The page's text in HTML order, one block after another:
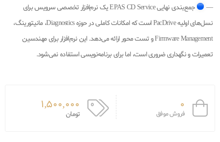
—
جمع‌بندی نهایی EPAS CD Service یک نرم‌افزار تخصصی سرویس برای
نسل‌های اولیه PacDrive است که امکانات کاملی در حوزه Diagnostics، مانیتورینگ،
Firmware Management و تست محور ارائه می‌دهد. این نرم‌افزار برای مهندسین
تعمیرات و نگهداری ضروری است، اما برای برنامه‌نویسی استفاده نمی‌شود.
0
فروش موفق
1,500,000
تومان